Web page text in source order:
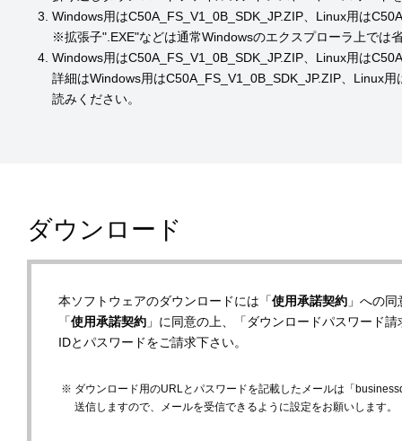
Windows用はC50A_FS_V1_0B_SDK_JP.ZIP、Linux用は
※拡張子".EXE"などは通常Windowsのエクスプローラ上では
Windows用はC50A_FS_V1_0B_SDK_JP.ZIP、Linux用は
詳細はWindows用はC50A_FS_V1_0B_SDK_JP.ZIP、Linux
読みください。
ダウンロード
本ソフトウェアのダウンロードには「使用承諾契約 」への
「使用承諾契約 」に同意の上、「ダウンロードパスワード
IDとパスワードをご請求下さい。
ダウンロード用のURLとパスワードを記載したメールは「
送信しますので、メールを受信できるように設定をお願いします。